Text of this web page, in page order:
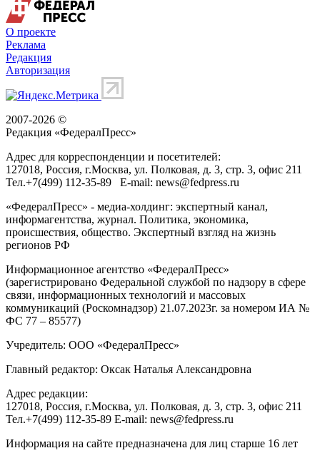
О проекте
Реклама
Редакция
Авторизация
2007-2026 ©
Редакция «ФедералПресс»
Адрес для корреспонденции и посетителей:
127018, Россия, г.Москва, ул. Полковая, д. 3, стр. 3, офис 211
Тел.+7(499) 112-35-89 E-mail: news@fedpress.ru
«ФедералПресс» - медиа-холдинг: экспертный канал,
информагентства, журнал. Политика, экономика,
происшествия, общество. Экспертный взгляд на жизнь
регионов РФ
Информационное агентство «ФедералПресс»
(зарегистрировано Федеральной службой по надзору в сфере
связи, информационных технологий и массовых
коммуникаций (Роскомнадзор) 21.07.2023г. за номером ИА №
ФС 77 – 85577)
Учредитель: ООО «ФедералПресс»
Главный редактор: Оксак Наталья Александровна
Адрес редакции:
127018, Россия, г.Москва, ул. Полковая, д. 3, стр. 3, офис 211
Тел.+7(499) 112-35-89 E-mail: news@fedpress.ru
Информация на сайте предназначена для лиц старше 16 лет